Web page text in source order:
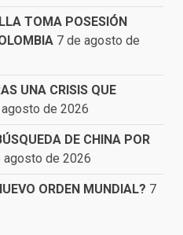
TOMA POSESIÓN
7 de agosto de
UNA CRISIS QUE
de 2026
DE CHINA POR
agosto de 2026
ORDEN MUNDIAL? 7